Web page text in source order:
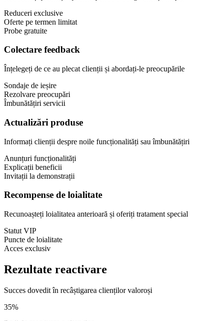
Reduceri exclusive
Oferte pe termen limitat
Probe gratuite
Colectare feedback
Înțelegeți de ce au plecat clienții și abordați-le preocupările
Sondaje de ieșire
Rezolvare preocupări
Îmbunătățiri servicii
Actualizări produse
Informați clienții despre noile funcționalități sau îmbunătățiri
Anunțuri funcționalități
Explicații beneficii
Invitații la demonstrații
Recompense de loialitate
Recunoașteți loialitatea anterioară și oferiți tratament special
Statut VIP
Puncte de loialitate
Acces exclusiv
Rezultate reactivare
Succes dovedit în recâștigarea clienților valoroși
35%